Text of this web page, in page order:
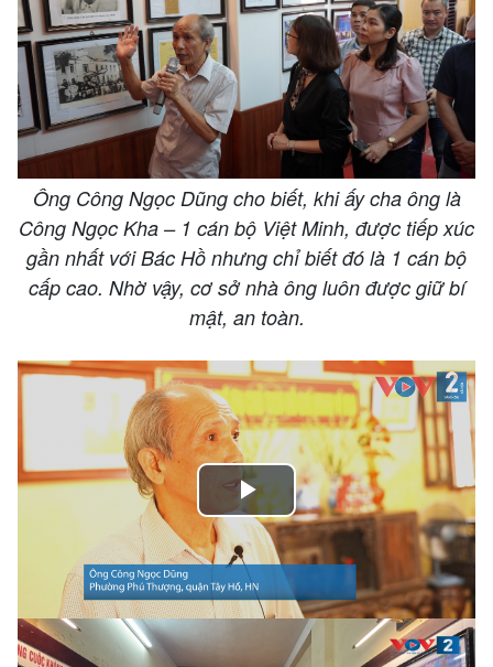
Ông Công Ngọc Dũng cho biết, khi ấy cha ông là
Công Ngọc Kha – 1 cán bộ Việt Minh, được tiếp xúc
gần nhất với Bác Hồ nhưng chỉ biết đó là 1 cán bộ
cấp cao. Nhờ vậy, cơ sở nhà ông luôn được giữ bí
mật, an toàn.
Play
Video